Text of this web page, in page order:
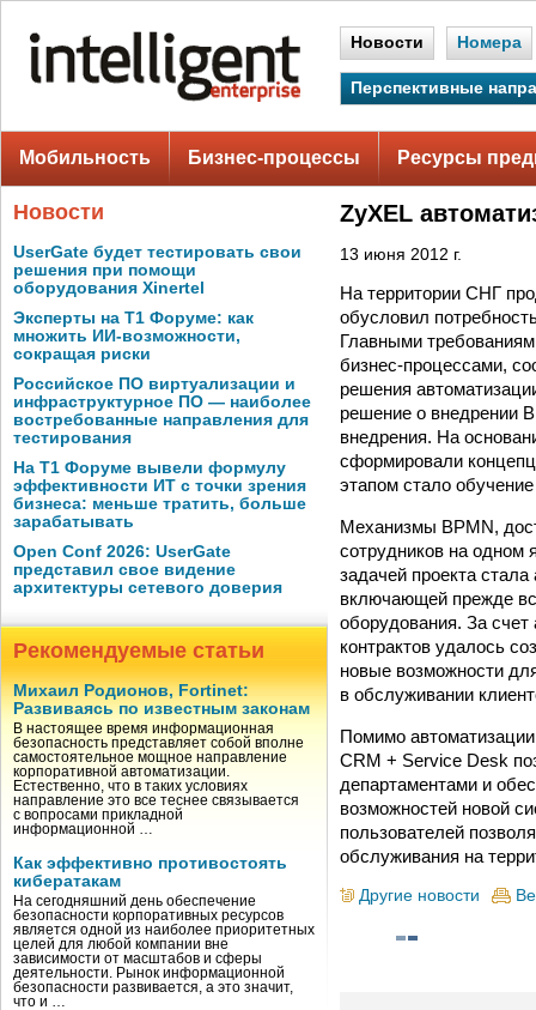
Новости Номера
Перспективные
Мобильность Бизнес-процессы Ресурсы
Новости
UserGate будет тестировать свои
решения при помощи
оборудования Xinertel
Эксперты на Т1 Форуме: как
множить ИИ-возможности,
сокращая риски
Российское ПО виртуализации и
инфраструктурное ПО — наиболее
востребованные направления для
тестирования
На Т1 Форуме вывели формулу
эффективности ИТ с точки зрения
бизнеса: меньше тратить, больше
зарабатывать
Open Conf 2026: UserGate
представил свое видение
архитектуры сетевого доверия
Рекомендуемые статьи
Михаил Родионов, Fortinet:
Развиваясь по известным законам
В настоящее время информационная
безопасность представляет собой вполне
самостоятельное мощное направление
корпоративной автоматизации.
Естественно, что в таких условиях
направление это все теснее связывается
с вопросами прикладной
информационной …
Как эффективно противостоять
кибератакам
На сегодняшний день обеспечение
безопасности корпоративных ресурсов
является одной из наиболее приоритетных
целей для любой компании вне
зависимости от масштабов и сферы
деятельности. Рынок информационной
безопасности развивается, а это значит,
что и …
ZyXEL
13 июня 2012 г.
На территории СНГ
обусловил
Главными
бизнес-процессами,
решения
решение о внедрении
внедрения. На
сформировали
этапом стало
Механизмы BPMN,
сотрудников на одном
задачей проекта
включающей прежде
оборудования. За счет
контрактов удалось
новые возможности
в обслуживании
Помимо
CRM + Service Desk
департаментами и
возможностей новой
пользователей
обслуживания на
Другие новости